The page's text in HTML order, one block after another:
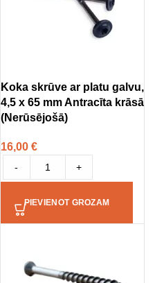
Koka skrūve ar platu galvu,
4,5 x 65 mm Antracīta krāsā
(Nerūsējošā)
16,00 €
- +
PIEVIENOT GROZAM